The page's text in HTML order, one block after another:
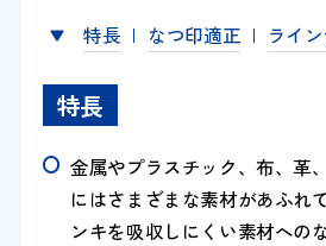
特長 なつ印適正 ライ
特長
金属やプラスチック、布、革
にはさまざまな素材があふれ
ンキを吸収しにくい素材への